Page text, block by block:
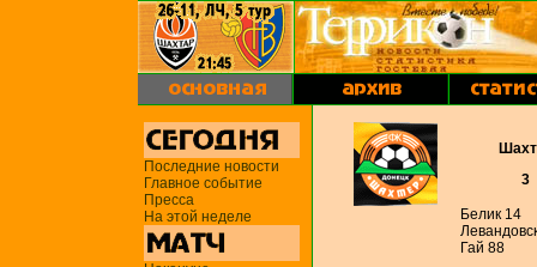
Последние новости
Главное событие
Пресса
На этой неделе
3
Белик 14
Гай 88